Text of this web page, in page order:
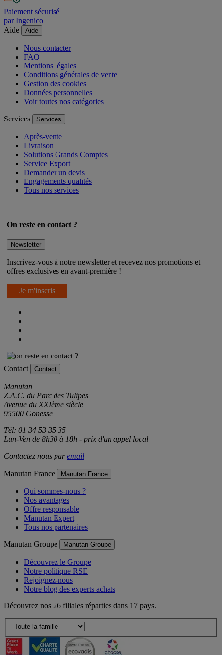
Paiement sécurisé
par Ingenico
Aide
Aide
Nous contacter
FAQ
Mentions légales
Conditions générales de vente
Gestion des cookies
Données personnelles
Voir toutes nos catégories
Services Services
Après-vente
Livraison
Solutions Grands Comptes
Service Export
Demander un devis
Engagements qualités
Tous nos services
On reste en contact ?
Newsletter
Inscrivez-vous à notre newsletter et recevez nos promotions et
offres exclusives en avant-première !
Je m'inscris
Contact Contact
Manutan
Z.A.C. du Parc des Tulipes
Avenue du XXIème siècle
95500 Gonesse
Tél: 01 34 53 35 35
Lun-Ven de 8h30 à 18h - prix d'un appel local
Contactez nous paremail
Manutan France Manutan France
Qui sommes-nous ?
Nos avantages
Offre responsable
Manutan Expert
Tous nos partenaires
Manutan Groupe Manutan Groupe
Découvrez le Groupe
Notre politique RSE
Rejoignez-nous
Notre blog des experts achats
Découvrez nos 26 filiales réparties dans 17 pays.